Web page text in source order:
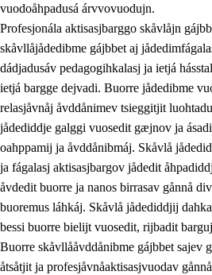
vuodoåhpadusá árvvovuodujn.
Profesjonála aktisasjbarggo skåvlåjn
skåvllåjådedibme gájbbet aj
dádjadusáv pedagogihkalasj ja ietjá
ietjá bargge dejvadi. Buorre jådedibme
relasjåvnåj åvddånimev tsieggitjit
jådediddje galggi vuosedit gæjnov ja
oahppamij ja åvddånibmáj. Skåvlå
ja fágalasj aktisasjbargov jådedit
åvdedit buorre ja nanos birrasav gånnå
buoremus láhkáj. Skåvlå jådediddjij
bessi buorre bielijt vuosedit, rijbadit
Buorre skåvllååvddånibme gájbbet sajev
åtsåtjit ja profesjåvnåaktisasjvuodav